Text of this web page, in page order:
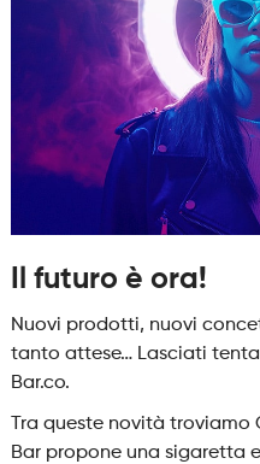
DIVENTA UN
IL MIO ACCOUNT
Il futuro è ora!
Nuovi prodotti, nuovi
tanto attese… Lasciati
Bar.co.
Tra queste novità troviamo
Bar propone una sigaretta